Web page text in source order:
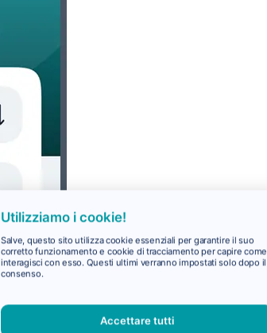
Utilizziamo i cookie!
Salve, questo sito utilizza cookie essenziali per garantire il suo
corretto funzionamento e cookie di tracciamento per capire come
interagisci con esso. Questi ultimi verranno impostati solo dopo il
consenso.
Accettare tutti